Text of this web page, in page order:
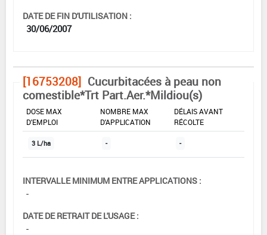
DATE DE FIN D'UTILISATION :
30/06/2007
[16753208] Cucurbitacées à peau non
comestible*Trt Part.Aer.*Mildiou(s)
DOSE MAX
D'EMPLOI
NOMBRE MAX
D'APPLICATION
DÉLAIS AVANT
RÉCOLTE
3 L/ha - -
INTERVALLE MINIMUM ENTRE APPLICATIONS :
-
DATE DE RETRAIT DE L'USAGE :
-